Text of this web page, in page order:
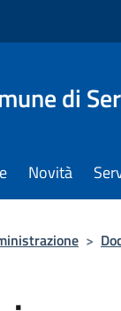
di
Novità
>